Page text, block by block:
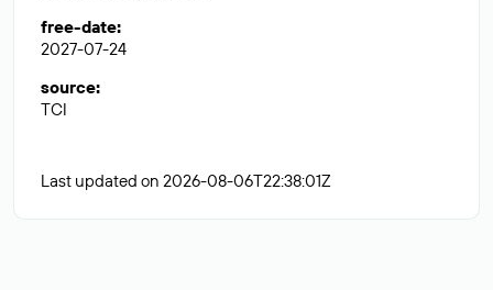
free-date:
2027-07-24
source:
TCI
Last updated on 2026-08-06T22:38:01Z